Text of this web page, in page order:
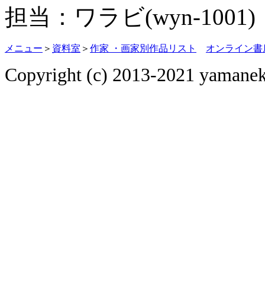
担当：ワラビ(wyn-
メニュー ＞ 資料室 ＞ 作家 ・画家別作品リスト オンライン書
Copyright (c) 2013-2021